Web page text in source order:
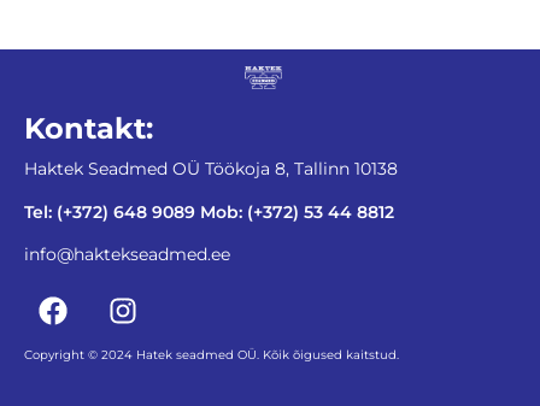
Kontakt:
Haktek Seadmed OÜ Töökoja 8, Tallinn 10138
Tel: (+372) 648 9089 Mob: (+372) 53 44 8812
info@haktekseadmed.ee
Copyright © 2024 Hatek seadmed OÜ. Kõik õigused kaitstud.